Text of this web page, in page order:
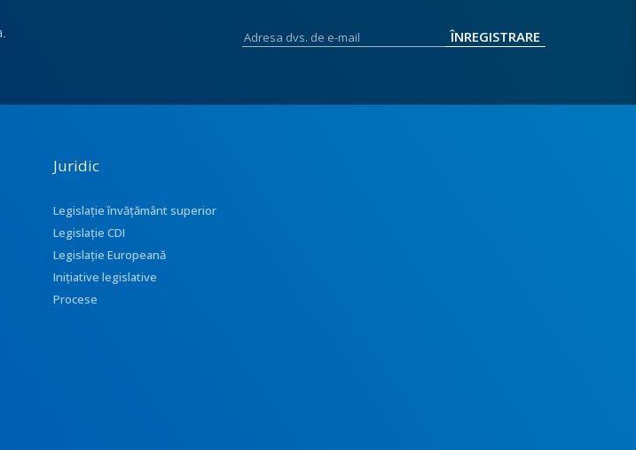
Juridic
Legislație învățământ superior
Legislație CDI
Legislație Europeană
Inițiative legislative
Procese